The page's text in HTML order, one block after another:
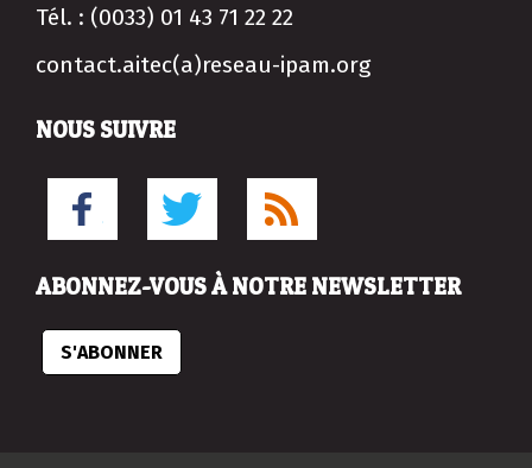
Tél. : (0033) 01 43 71 22 22
contact.aitec(a)reseau-ipam.org
NOUS SUIVRE
ABONNEZ-VOUS À NOTRE NEWSLETTER
S'ABONNER